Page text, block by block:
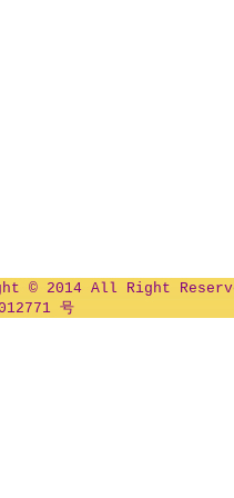
© 2014 All Right
号